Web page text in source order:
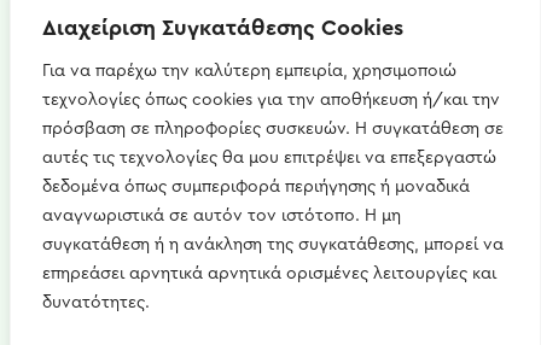
Διαχείριση Συγκατάθεσης Cookies
Για να παρέχω την καλύτερη εμπειρία, χρησιμοποιώ
τεχνολογίες όπως cookies για την αποθήκευση ή/και την
πρόσβαση σε πληροφορίες συσκευών. Η συγκατάθεση σε
αυτές τις τεχνολογίες θα μου επιτρέψει να επεξεργαστώ
δεδομένα όπως συμπεριφορά περιήγησης ή μοναδικά
αναγνωριστικά σε αυτόν τον ιστότοπο. Η μη
συγκατάθεση ή η ανάκληση της συγκατάθεσης, μπορεί να
επηρεάσει αρνητικά αρνητικά ορισμένες λειτουργίες και
δυνατότητες.
Υπηρεσίες Πολιτική Cookies​
Επικοινωνία
+(30) 697 667 1746
artemis.zerdeli@gmail.com
Δευ - Παρ : 09:00 - 21:00